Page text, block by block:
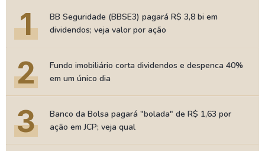
1
BB Seguridade (BBSE3) pagará R$ 3,8 bi em
dividendos; veja valor por ação
2
Fundo imobiliário corta dividendos e despenca 40%
em um único dia
3
Banco da Bolsa pagará "bolada" de R$ 1,63 por
ação em JCP; veja qual